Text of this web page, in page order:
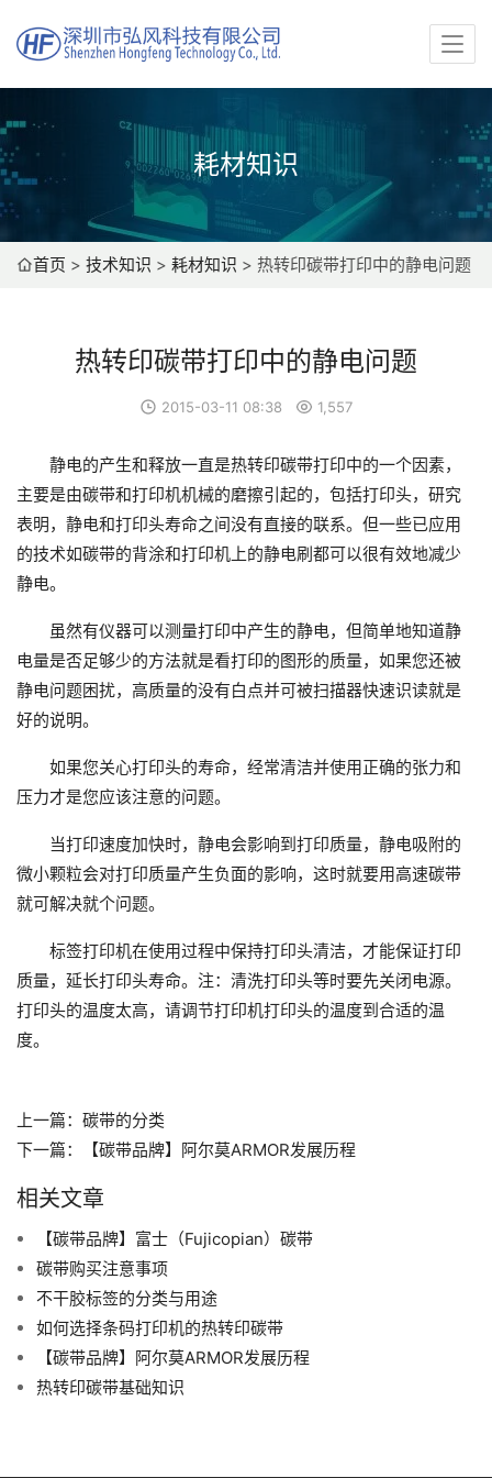
耗材知识
首页 > 技术知识 > 耗材知识 > 热转印碳带打印中的静电问题
热转印碳带打印中的静电问题
2015-03-11 08:38 1,557
静电的产生和释放一直是热转印碳带打印中的一个因素，
主要是由碳带和打印机机械的磨擦引起的，包括打印头，研究
表明，静电和打印头寿命之间没有直接的联系。但一些已应用
的技术如碳带的背涂和打印机上的静电刷都可以很有效地减少
静电。
虽然有仪器可以测量打印中产生的静电，但简单地知道静
电量是否足够少的方法就是看打印的图形的质量，如果您还被
静电问题困扰，高质量的没有白点并可被扫描器快速识读就是
好的说明。
如果您关心打印头的寿命，经常清洁并使用正确的张力和
压力才是您应该注意的问题。
当打印速度加快时，静电会影响到打印质量，静电吸附的
微小颗粒会对打印质量产生负面的影响，这时就要用高速碳带
就可解决就个问题。
标签打印机在使用过程中保持打印头清洁，才能保证打印
质量，延长打印头寿命。注：清洗打印头等时要先关闭电源。
打印头的温度太高，请调节打印机打印头的温度到合适的温
度。
上一篇： 碳带的分类
下一篇：
【碳带品牌】阿尔莫ARMOR发展历程
相关文章
【碳带品牌】富士（Fujicopian）碳带
碳带购买注意事项
不干胶标签的分类与用途
如何选择条码打印机的热转印碳带
【碳带品牌】阿尔莫ARMOR发展历程
热转印碳带基础知识